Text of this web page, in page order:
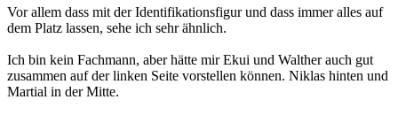
Vor allem dass mit der Identifikationsfigur und dass immer alles auf
dem Platz lassen, sehe ich sehr ähnlich.
Ich bin kein Fachmann, aber hätte mir Ekui und Walther auch gut
zusammen auf der linken Seite vorstellen können. Niklas hinten und
Martial in der Mitte.